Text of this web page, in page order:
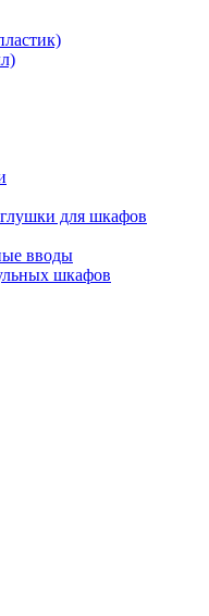
для шкафов
вводы
шкафов